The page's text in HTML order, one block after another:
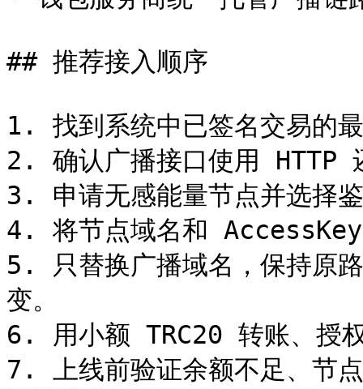
## 推荐接入顺序
1. 找到系统中已签名交易的
2. 确认广播接口使用 HTTP
3. 申请无感能量节点并选择
4. 将节点域名和 AccessKey
5. 只替换广播域名，保持原
变。
6. 用小额 TRC20 转账、授
7. 上线前验证余额不足、节